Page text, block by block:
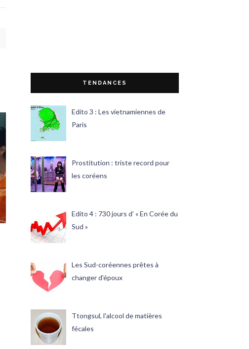
TENDANCES
Edito 3 : Les vietnamiennes de
Paris
Prostitution : triste record pour
les coréens
Edito 4 : 730 jours d’ « En Corée du
Sud »
Les Sud-coréennes prêtes à
changer d'époux
Ttongsul, l'alcool de matières
fécales